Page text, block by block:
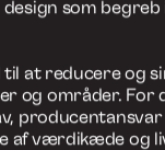
og rigtig hårdt
nervøse for
er i mål. Man må
teste
i sidste ende